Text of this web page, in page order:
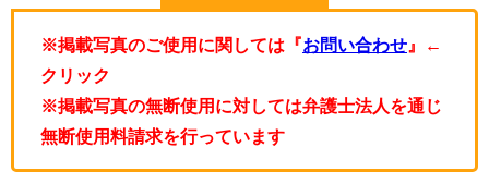
※掲載写真のご使用に関しては『お問い合わせ 』←
クリック
※掲載写真の無断使用に対しては弁護士法人を通じ
無断使用料請求を行っています